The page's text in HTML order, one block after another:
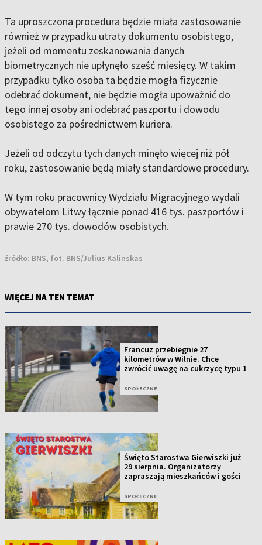
Ta uproszczona procedura będzie miała zastosowanie
również w przypadku utraty dokumentu osobistego,
jeżeli od momentu zeskanowania danych
biometrycznych nie upłynęło sześć miesięcy. W takim
przypadku tylko osoba ta będzie mogła fizycznie
odebrać dokument, nie będzie mogła upoważnić do
tego innej osoby ani odebrać paszportu i dowodu
osobistego za pośrednictwem kuriera.
Jeżeli od odczytu tych danych minęło więcej niż pół
roku, zastosowanie będą miały standardowe procedury.
W tym roku pracownicy Wydziału Migracyjnego wydali
obywatelom Litwy łącznie ponad 416 tys. paszportów i
prawie 270 tys. dowodów osobistych.
źródło: BNS, fot. BNS/Julius Kalinskas
WIĘCEJ NA TEN TEMAT
Francuz przebiegnie 27
kilometrów w Wilnie. Chce
zwrócić uwagę na cukrzycę typu 1
SPOŁECZNE
Święto Starostwa Gierwiszki już
29 sierpnia. Organizatorzy
zapraszają mieszkańców i gości
SPOŁECZNE